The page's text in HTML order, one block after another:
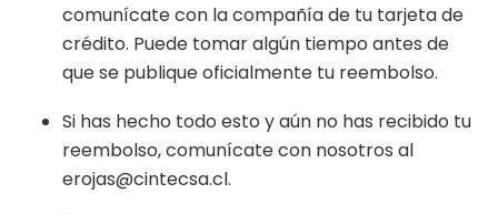
comunícate con la compañía de tu tarjeta de
crédito. Puede tomar algún tiempo antes de
que se publique oficialmente tu reembolso.
Si has hecho todo esto y aún no has recibido tu
reembolso, comunícate con nosotros al
erojas@cintecsa.cl.